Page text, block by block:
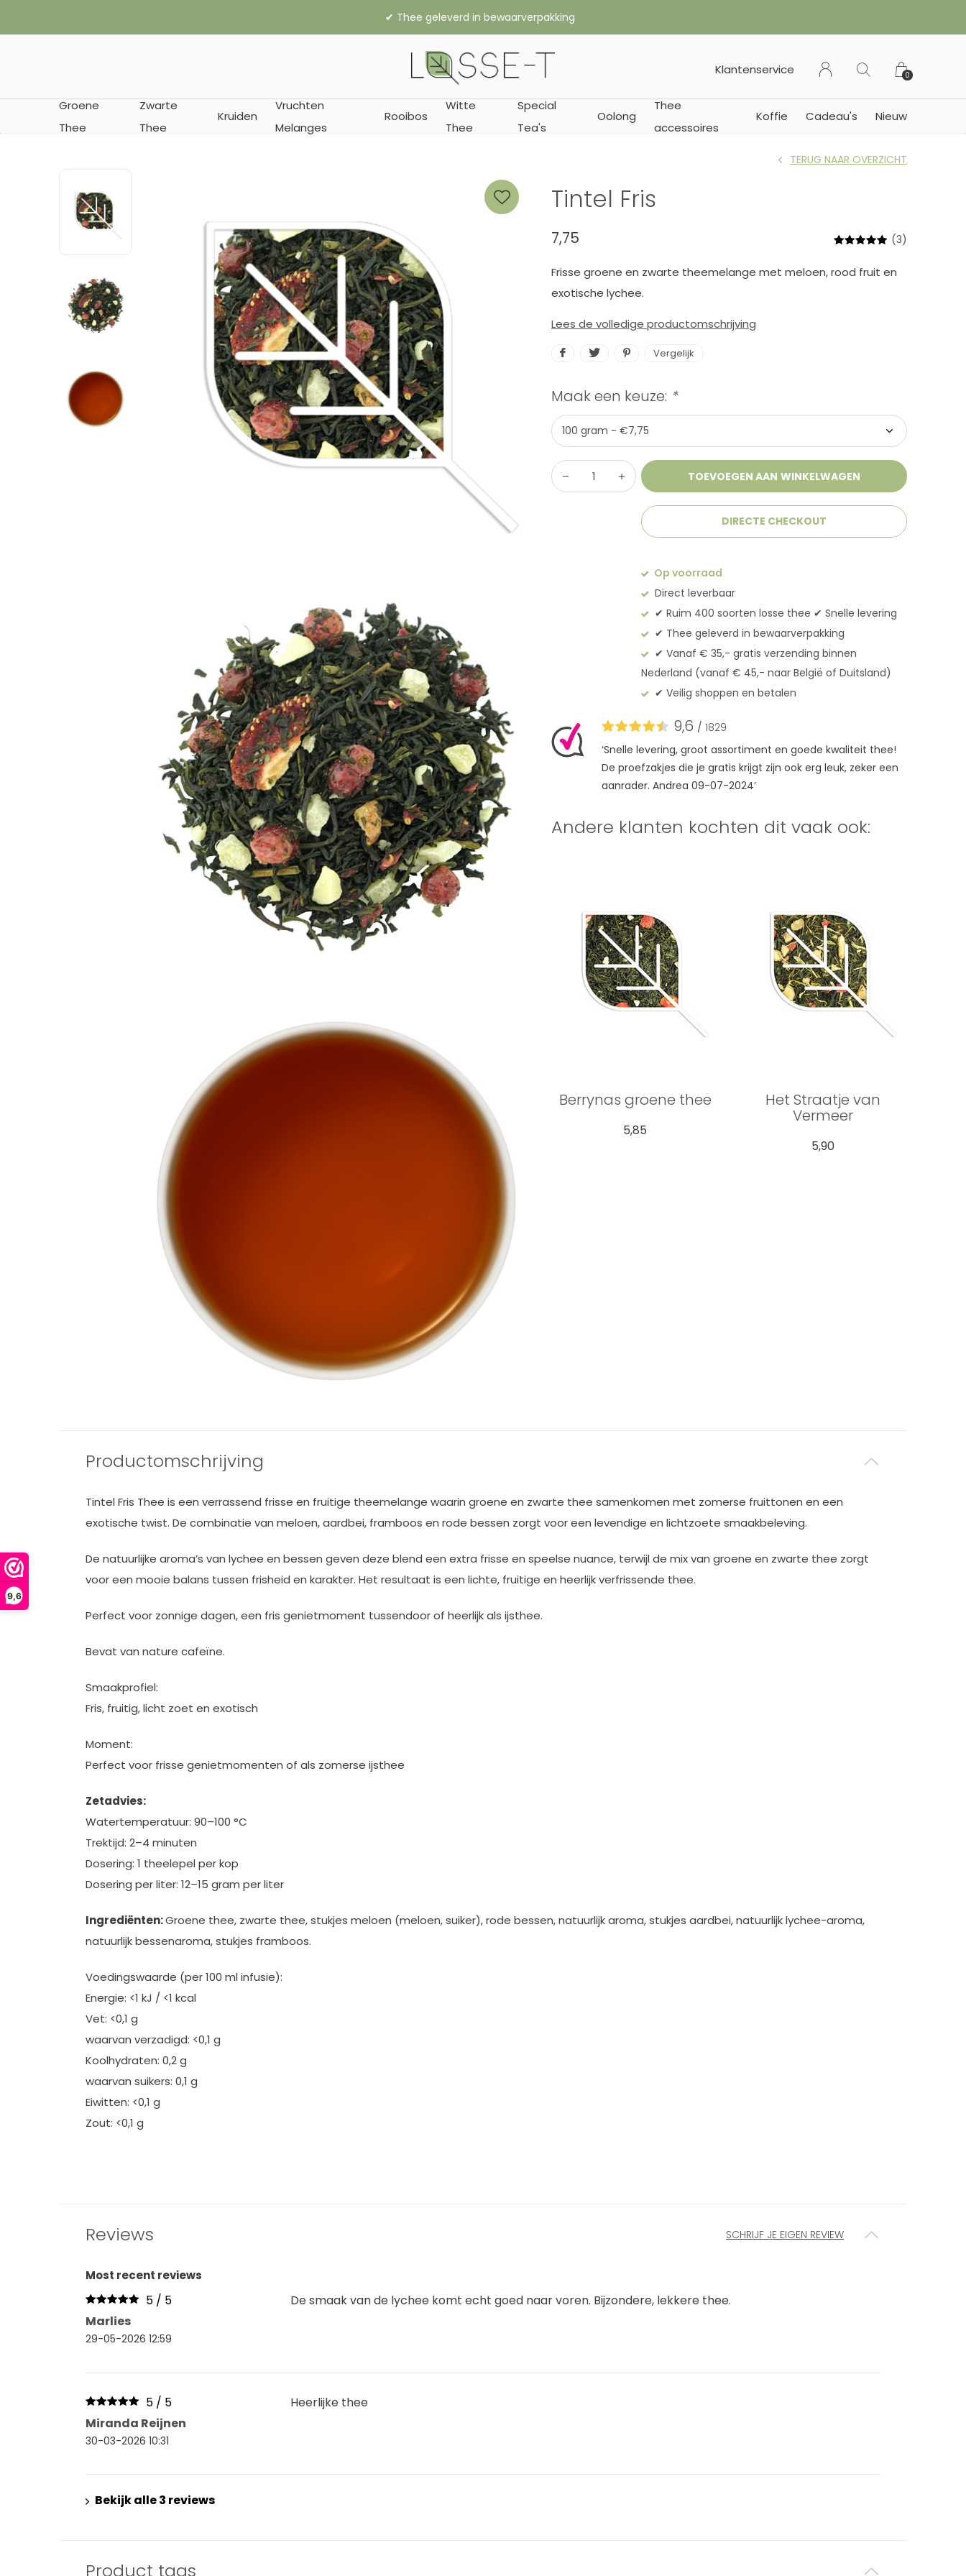
9,6
Groene
Thee
Zwarte
Thee
Kruiden
Vruchten
Melanges
Rooibos
Witte
Thee
Special
Tea's
Oolong
Thee
accessoires
Koffie Cadeau's Nieuw
Klantenservice 0
Tintel Fris
TERUG NAAR OVERZICHT
7,75 (3)
Frisse groene en zwarte theemelange met meloen, rood fruit en
exotische lychee.
Lees de volledige productomschrijving
Vergelijk
Maak een keuze: *
TOEVOEGEN AAN WINKELWAGEN
DIRECTE CHECKOUT
Op voorraad
Direct leverbaar
✔︎ Ruim 400 soorten losse thee ✔︎ Snelle levering
✔︎ Thee geleverd in bewaarverpakking
✔︎ Vanaf € 35,- gratis verzending binnen
Nederland (vanaf € 45,- naar België of Duitsland)
✔︎ Veilig shoppen en betalen
9,6 / 1829
‘Snelle levering, groot assortiment en goede kwaliteit thee!
De proefzakjes die je gratis krijgt zijn ook erg leuk, zeker een
aanrader. Andrea 09-07-2024’
Andere klanten kochten dit vaak ook:
Berrynas groene thee
5,85
Het Straatje van
Vermeer
5,90
Productomschrijving
Tintel Fris Thee is een verrassend frisse en fruitige theemelange waarin groene en zwarte thee samenkomen met zomerse fruittonen en een
exotische twist. De combinatie van meloen, aardbei, framboos en rode bessen zorgt voor een levendige en lichtzoete smaakbeleving.
De natuurlijke aroma’s van lychee en bessen geven deze blend een extra frisse en speelse nuance, terwijl de mix van groene en zwarte thee zorgt
voor een mooie balans tussen frisheid en karakter. Het resultaat is een lichte, fruitige en heerlijk verfrissende thee.
Perfect voor zonnige dagen, een fris genietmoment tussendoor of heerlijk als ijsthee.
Bevat van nature cafeïne.
Smaakprofiel:
Fris, fruitig, licht zoet en exotisch
Moment:
Perfect voor frisse genietmomenten of als zomerse ijsthee
Zetadvies:
Watertemperatuur: 90–100 °C
Trektijd: 2–4 minuten
Dosering: 1 theelepel per kop
Dosering per liter: 12–15 gram per liter
Ingrediënten:Groene thee, zwarte thee, stukjes meloen (meloen, suiker), rode bessen, natuurlijk aroma, stukjes aardbei, natuurlijk lychee-aroma,
natuurlijk bessenaroma, stukjes framboos.
Voedingswaarde (per 100 ml infusie):
Energie: <1 kJ / <1 kcal
Vet: <0,1 g
waarvan verzadigd: <0,1 g
Koolhydraten: 0,2 g
waarvan suikers: 0,1 g
Eiwitten: <0,1 g
Zout: <0,1 g
Reviews SCHRIJF JE EIGEN REVIEW
Most recent reviews
5 / 5
Marlies
29-05-2026 12:59
De smaak van de lychee komt echt goed naar voren. Bijzondere, lekkere thee.
5 / 5
Miranda Reijnen
30-03-2026 10:31
Heerlijke thee
Bekijk alle 3 reviews
Product tags